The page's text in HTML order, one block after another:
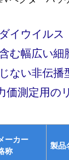
イウイルス
む幅広い細
ない非伝播
価測定用の
ーカー
称
製品